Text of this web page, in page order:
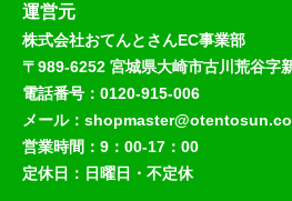
運営元
株式会社おてんとさんEC事業部
〒989-6252 宮城県大崎市古川荒谷字
電話番号：0120-915-006
メール：
営業時間：9：00-17：00
定休日：日曜日・不定休